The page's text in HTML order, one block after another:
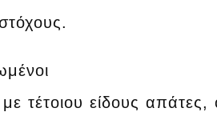
τέτοιου είδους απάτες,